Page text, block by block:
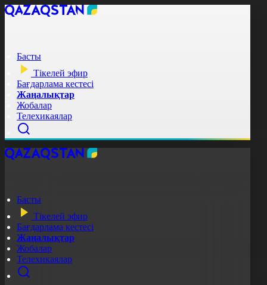
Басты
Тікелей эфир
Бағдарлама кестесі
Жаңалықтар
Жобалар
Телехикаялар
Басты
Тікелей эфир
Бағдарлама кестесі
Жаңалықтар
Жобалар
Телехикаялар